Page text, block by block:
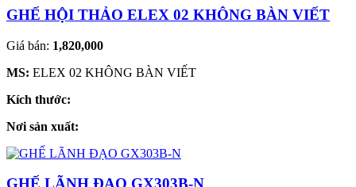
GHẾ HỘI THẢO ELEX 02 KHÔNG BÀN VIẾT
Giá bán: 1,820,000
MS: ELEX 02 KHÔNG BÀN VIẾT
Kích thước:
Nơi sản xuất: